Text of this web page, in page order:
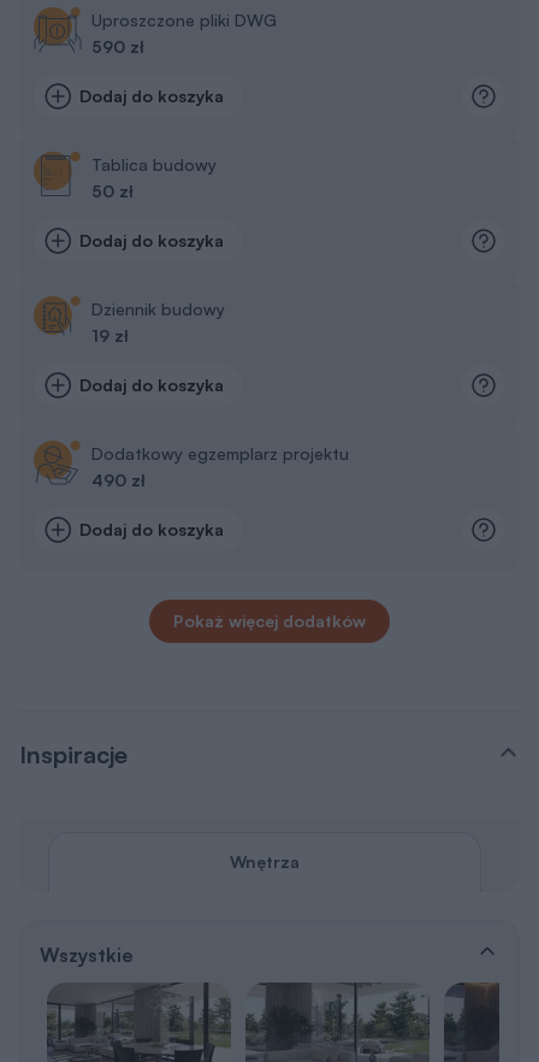
Uproszczone pliki DWG
590 zł
Dodaj do koszyka
Tablica budowy
50 zł
Dodaj do koszyka
Dziennik budowy
19 zł
Dodaj do koszyka
Dodatkowy egzemplarz projektu
490 zł
Dodaj do koszyka
Pokaż więcej dodatków
Inspiracje
Wnętrza
Wszystkie